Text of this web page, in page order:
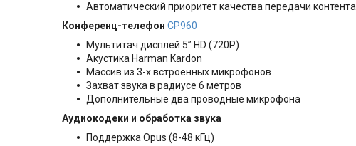
Автоматический приоритет качества передачи
Конференц-телефон CP960
Мультитач дисплей 5” HD (720Р)
Акустика Harman Kardon
Массив из 3-х встроенных микрофонов
Захват звука в радиусе 6 метров
Дополнительные два проводные микрофона
Аудиокодеки и обработка звука
Поддержка Opus (8-48 кГц)